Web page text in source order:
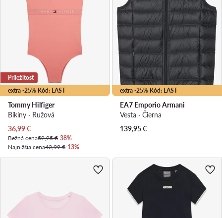
extra -25% Kód: LAST
Príležitosť
Tommy Hilfiger
Bikiny · Ružová
Aktuálna cena
36,99€
Bežná cena59,95 €-38%
Najnižšia cena42,99 €-13%
extra -25% Kód: LAST
EA7 Emporio Armani
Vesta · Čierna
139,95€